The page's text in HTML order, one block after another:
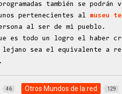
también se podrán
pertenecientes al museu
al ser de mi pueblo.
es todo un logro el haber
lejano sea el equivalente a
46 Otros Mundos de la red 129